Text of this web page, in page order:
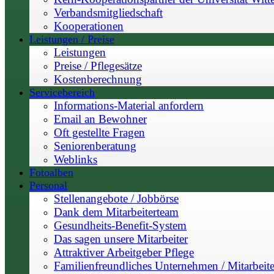
Verbandsmitgliedschaft
Kooperationen
Leistungen / Preise
Leistungen
Preise / Pflegesätze
Kostenberechnung
Servicebereich
Informations-Material anfordern
Email an Bewohner
Oft gestellte Fragen
Seniorenberatung
Weblinks
Fotoalben
Personal
Stellenangebote / Jobbörse
Dank dem Mitarbeiterteam
Gesundheits-Benefit-System
Das sagen unsere Mitarbeiter
Attraktiver Arbeitgeber Pflege
Familienfreundliches Unternehmen /